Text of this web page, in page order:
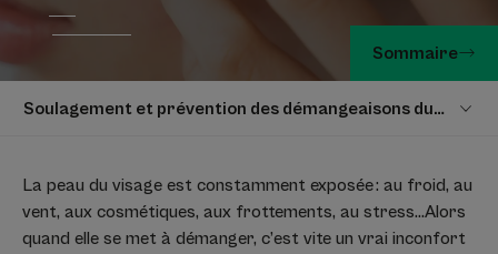
Sommaire
Soulagement et prévention des démangeaisons du visage
La peau du visage est constamment exposée : au froid, au
vent, aux cosmétiques, aux frottements, au stress…Alors
quand elle se met à démanger, c’est vite un vrai inconfort